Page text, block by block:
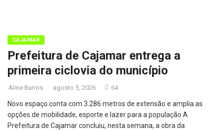
CAJAMAR
Prefeitura de Cajamar entrega a
primeira ciclovia do município
Aline Barros agosto 5, 2026 64
Novo espaço conta com 3.286 metros de extensão e amplia as
opções de mobilidade, esporte e lazer para a população A
Prefeitura de Cajamar concluiu, nesta semana, a obra da